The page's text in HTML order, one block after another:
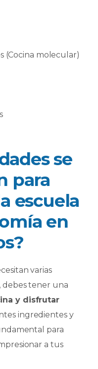
(Cocina molecular)
se
para
escuela
en
varias
debes tener una
y disfrutar
ingredientes y
para
a tus